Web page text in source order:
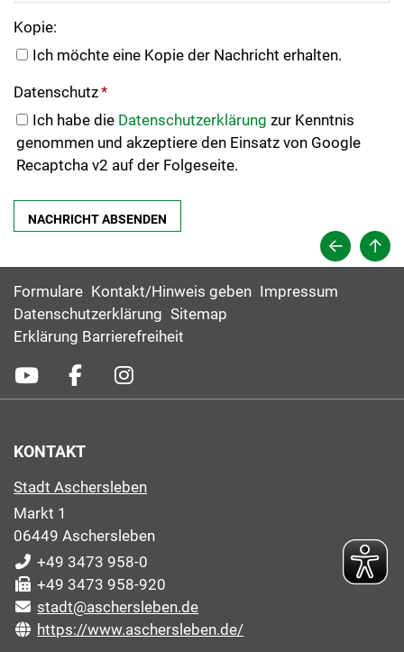
Kopie:
Ich möchte eine Kopie der Nachricht erhalten.
Datenschutz*
Ich habe die Datenschutzerklärung zur Kenntnis
genommen und akzeptiere den Einsatz von Google
Recaptcha v2 auf der Folgeseite.
Formulare Kontakt/Hinweis geben Impressum
Datenschutzerklärung Sitemap
Erklärung Barrierefreiheit
KONTAKT
Stadt Aschersleben
Markt 1
06449 Aschersleben
+49 3473 958-0
+49 3473 958-920
stadt@aschersleben.de
https://www.aschersleben.de/